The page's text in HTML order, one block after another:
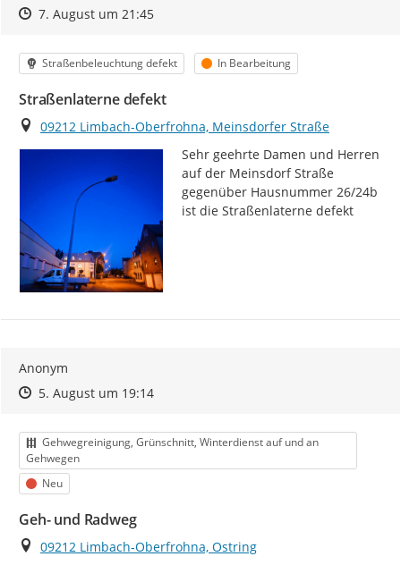
Zeitpunkt des Erstellens
Zeitpunkt des Erstellens
7. August um 21:45Zur Äußerung
Kategorie
Straßenbeleuchtung defekt Status
In Bearbeitung
Straßenlaterne defekt
Ort
09212 Limbach-Oberfrohna, Meinsdorfer Straße
Sehr geehrte Damen und Herren
auf der Meinsdorf Straße
gegenüber Hausnummer 26/24b
ist die Straßenlaterne defekt
Anonym
Zeitpunkt des Erstellens
Zeitpunkt des Erstellens
5. August um 19:14Zur Äußerung
Kategorie
Gehwegreinigung, Grünschnitt, Winterdienst auf und an
Gehwegen
Status
Neu
Geh- und Radweg
Ort
09212 Limbach-Oberfrohna, Ostring